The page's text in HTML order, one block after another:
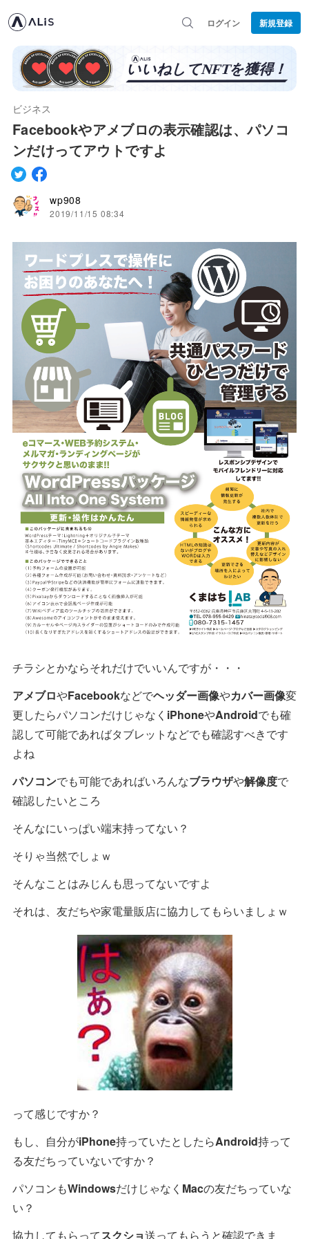
ログイン 新規登録
ビジネス
Facebookやアメブロの表示確認は、パソコ
ンだけってアウトですよ
wp908
2019/11/15 08:34
チラシとかならそれだけでいいんですが・・・
アメブロやFacebookなどでヘッダー画像やカバー画像変
更したらパソコンだけじゃなく iPhoneやAndroidでも確
認して可能であればタブレットなどでも確認すべきです
よね
パソコンでも可能であればいろんなブラウザや解像度で
確認したいところ
そんなにいっぱい端末持ってない？
そりゃ当然でしょｗ
そんなことはみじんも思ってないですよ
それは、友だちや家電量販店に協力してもらいましょｗ
って感じですか？
もし、自分がiPhone持っていたとしたらAndroid持って
る友だちっていないですか？
パソコンもWindowsだけじゃなく Macの友だちっていな
い？
協力してもらってスクショ送ってもらうと確認できま